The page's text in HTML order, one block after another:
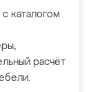
каталогом
расчёт